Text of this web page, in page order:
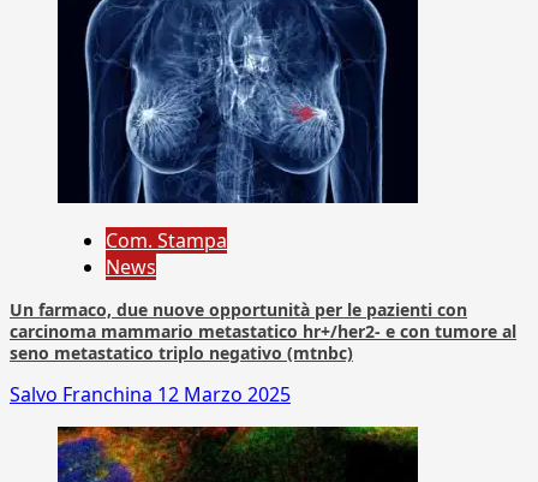
Com. Stampa
News
Un farmaco, due nuove opportunità per le pazienti con
carcinoma mammario metastatico hr+/her2- e con tumore al
seno metastatico triplo negativo (mtnbc)
Salvo Franchina 12 Marzo 2025